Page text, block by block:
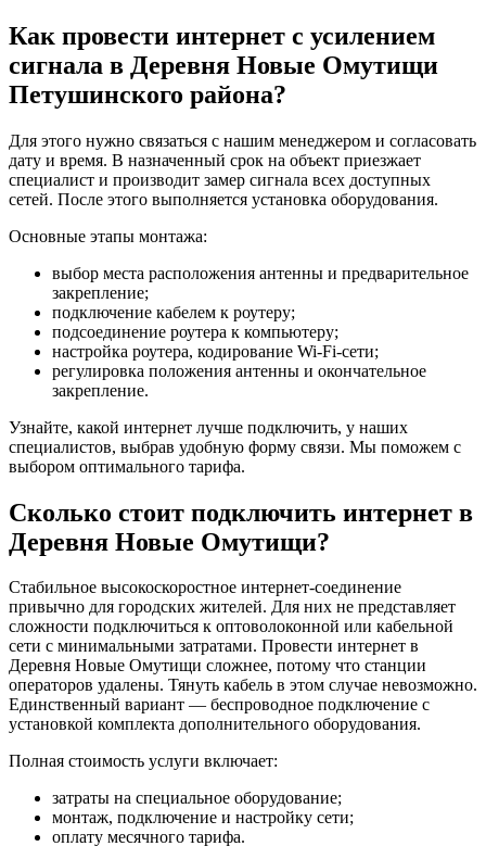
Как провести интернет с усилением
сигнала в Деревня Новые Омутищи
Петушинского района?
Для этого нужно связаться с нашим менеджером и согласовать
дату и время. В назначенный срок на объект приезжает
специалист и производит замер сигнала всех доступных
сетей. После этого выполняется установка оборудования.
Основные этапы монтажа:
выбор места расположения антенны и предварительное
закрепление;
подключение кабелем к роутеру;
подсоединение роутера к компьютеру;
настройка роутера, кодирование Wi-Fi-сети;
регулировка положения антенны и окончательное
закрепление.
Узнайте, какой интернет лучше подключить, у наших
специалистов, выбрав удобную форму связи. Мы поможем с
выбором оптимального тарифа.
Сколько стоит подключить интернет в
Деревня Новые Омутищи?
Стабильное высокоскоростное интернет-соединение
привычно для городских жителей. Для них не представляет
сложности подключиться к оптоволоконной или кабельной
сети с минимальными затратами. Провести интернет в
Деревня Новые Омутищи сложнее, потому что станции
операторов удалены. Тянуть кабель в этом случае невозможно.
Единственный вариант — беспроводное подключение с
установкой комплекта дополнительного оборудования.
Полная стоимость услуги включает:
затраты на специальное оборудование;
монтаж, подключение и настройку сети;
оплату месячного тарифа.